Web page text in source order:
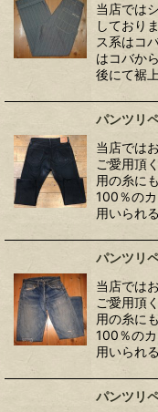
当店では
しており
ス系はコ
はコバか
後にて裾
パンツリ
当店では
ご愛用頂
用の糸に
100％の
用いられ
パンツリ
当店では
ご愛用頂
用の糸に
100％の
用いられ
パンツリ